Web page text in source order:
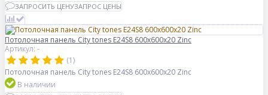
ЗАПРОСИТЬ ЦЕНУЗАПРОС ЦЕНЫ
Потолочная панель City tones E24S8 600x600x20 Zinc
Артикул: -
(1)
Потолочная панель City tones E24S8 600x600x20 Zinc
В наличии